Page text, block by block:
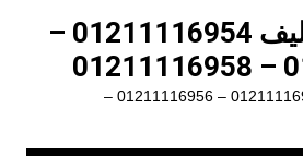
مكن تعبئة وتغليف 01211116954 –
ماكينات تعبئة وتغليف 01211116954 – 01211116956 –